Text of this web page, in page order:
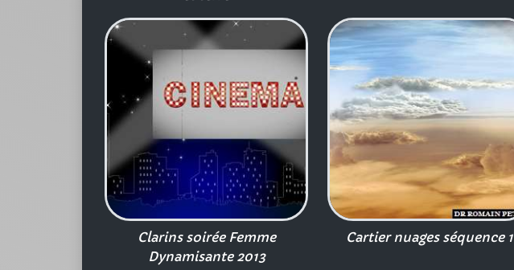
Clarins soirée Femme
Dynamisante 2013
Cartier nuages séquence 1